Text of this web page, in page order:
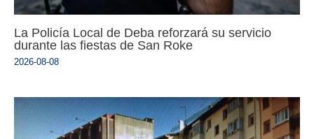
La Policía Local de Deba reforzará su servicio
durante las fiestas de San Roke
2026-08-08